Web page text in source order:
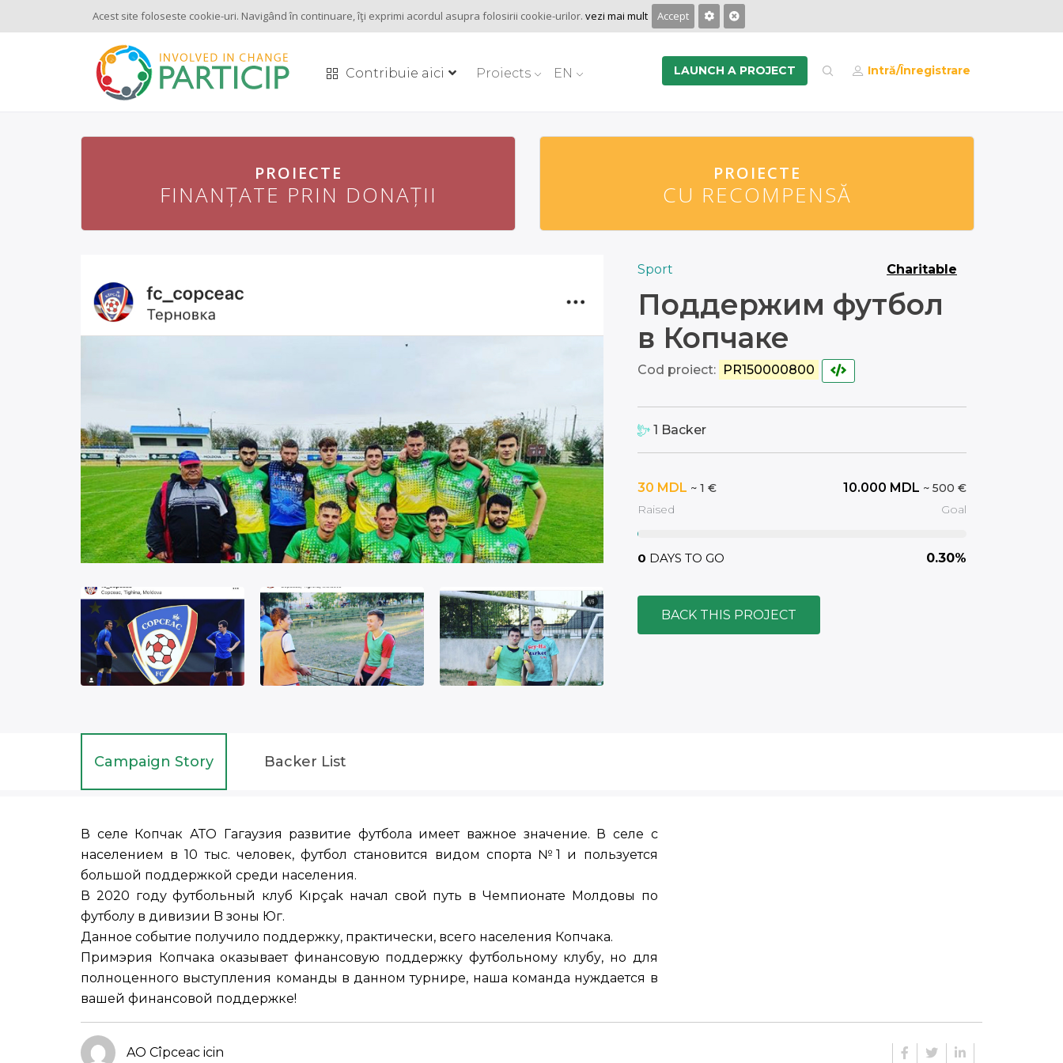
Acest site foloseste cookie-uri. Navigând în continuare, îţi exprimi acordul asupra folosirii cookie-urilor. vezi mai mult Accept
Contribuie aici Proiects EN LAUNCH A PROJECT Intră/Înregistrare
PROIECTE
FINANȚATE PRIN DONAȚII
PROIECTE
FINANȚATE PRIN DONAȚII
PROIECTE
CU RECOMPENSĂ
PROIECTE
CU RECOMPENSĂ
Charitable
Sport
Поддержим футбол
в Копчаке
Cod proiect: PR150000800
1 Backer
30 MDL ~ 1 €
Raised
10.000 MDL ~ 500 €
Goal
0 DAYS TO GO 0.30%
BACK THIS PROJECT
Campaign Story Backer List
В селе Копчак АТО Гагаузия развитие футбола имеет важное значение. В селе с
населением в 10 тыс. человек, футбол становится видом спорта №1 и пользуется
большой поддержкой среди населения.
В 2020 году футбольный клуб Kıpçak начал свой путь в Чемпионате Молдовы по
футболу в дивизии B зоны Юг.
Данное событие получило поддержку, практически, всего населения Копчака.
Примэрия Копчака оказывает финансовую поддержку футбольному клубу, но для
полноценного выступления команды в данном турнире, наша команда нуждается в
вашей финансовой поддержке!
AO Cîpceac icin